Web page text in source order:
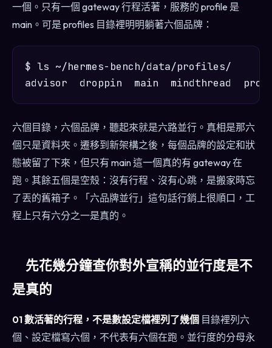
一個。只有一個 gateway 行程活著，服務的 profile 是
main。可是 profiles 目錄裡明明躺著六個品牌：
$ ls ~/hermes-bench/data/profiles/
六個目錄，六個品牌，聽起來就是六路並行。真相是那六
個只是資料夾。遷移到新架構之後，每個品牌的設定和狀
態被留了下來，但只有 main 這一個真的有 gateway 在
跑。其餘五個是空殼：沒有行程、沒有心跳，是搬家時忘
了丟的舊箱子。「六品牌並行」這句話行銷上很順口，工
程上只有六分之一是真的。
先花幾分鐘查你對外宣稱的並行度是不
是真的
01 數活著的行程，不是數設定檔裡列了幾個 目錄裡列六
個、設定檔寫六個，不代表有六個在跑。並行度的分母永